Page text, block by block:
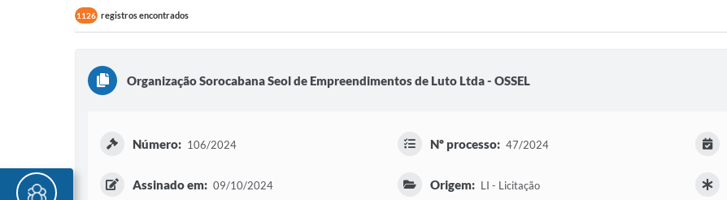
1126 registros encontrados
Organização Sorocabana Seol de Empreendimentos de Luto Ltda - OSSEL
Número: 106/2024 Nº processo: 47/2024
Assinado em: 09/10/2024 Origem: LI - Licitação